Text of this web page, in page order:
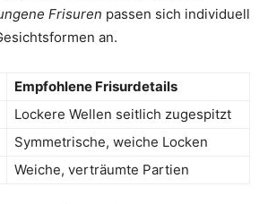
Frisuren passen sich individuell
an.
Empfohlene Frisurdetails
Lockere Wellen seitlich zugespitzt
Symmetrische, weiche Locken
Weiche, verträumte Partien